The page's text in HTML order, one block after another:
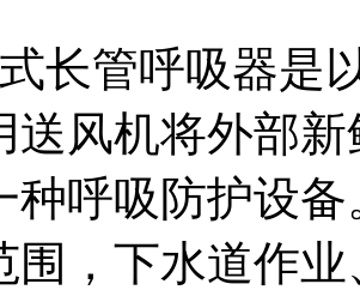
管呼吸器是
送风机将外部
种呼吸防护设
围，下水道作